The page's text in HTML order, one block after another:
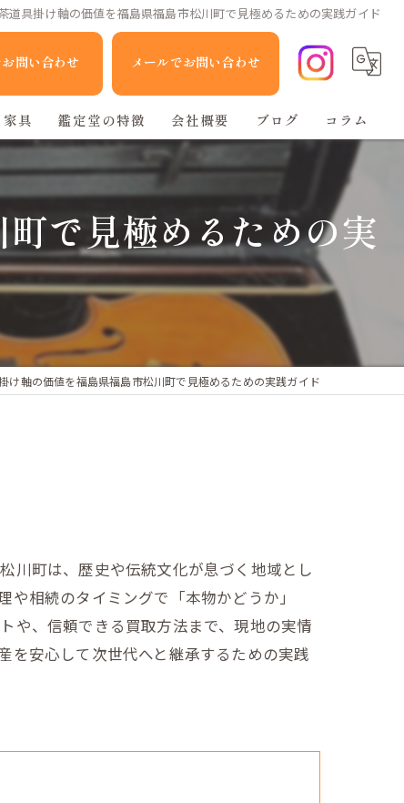
道具掛け軸の価値を福島県福島市松川町で見極めるための実践ガイド
問い合わせ メールでお問い合わせ
家具 鑑定堂の特徴
家電
人形
ブランド品
不用品回収
会社概要 ブログ コラム
で見極めるための実
け軸の価値を福島県福島市松川町で見極めるための実践ガイド
川町は、歴史や伝統文化が息づく地域とし
相続のタイミングで「本物かどうか」
や、信頼できる買取方法まで、現地の実情
を安心して次世代へと継承するための実践